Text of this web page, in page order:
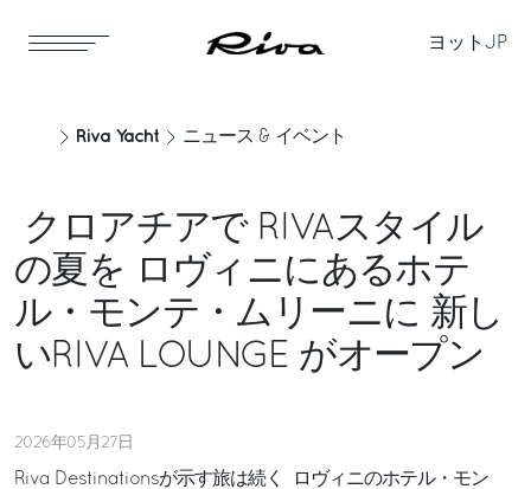
ヨット JP
Riva Yacht ニュース & イベント
クロアチアで RIVAスタイル
の夏を ロヴィニにあるホテ
ル・モンテ・ムリーニに 新し
いRIVA LOUNGE がオープン
2026年05月27日
Riva Destinationsが示す旅は続く ロヴィニのホテル・モン